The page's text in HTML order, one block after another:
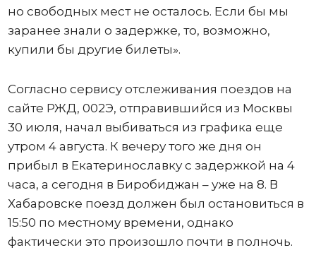
но свободных мест не осталось. Если бы мы
заранее знали о задержке, то, возможно,
купили бы другие билеты».
Согласно сервису отслеживания поездов на
сайте РЖД, 002Э, отправившийся из Москвы
30 июля, начал выбиваться из графика еще
утром 4 августа. К вечеру того же дня он
прибыл в Екатеринославку с задержкой на 4
часа, а сегодня в Биробиджан – уже на 8. В
Хабаровске поезд должен был остановиться в
15:50 по местному времени, однако
фактически это произошло почти в полночь.